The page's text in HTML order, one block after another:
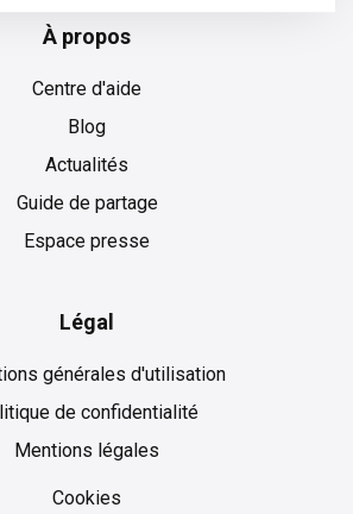
À propos
Centre d'aide
Blog
Actualités
Guide de partage
Espace presse
Légal
générales d'utilisation
de confidentialité
Mentions légales
Cookies